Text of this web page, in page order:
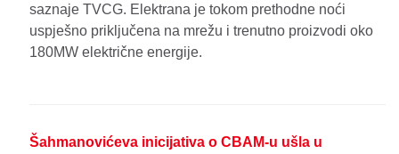
saznaje TVCG. Elektrana je tokom prethodne noći
uspješno priključena na mrežu i trenutno proizvodi oko
180MW električne energije.
Šahmanovićeva inicijativa o CBAM-u ušla u